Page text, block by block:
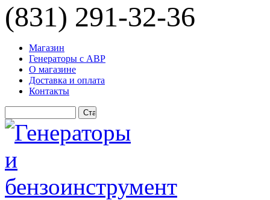
(831) 291-32-36
Магазин
Генераторы с АВР
О магазине
Доставка и оплата
Контакты